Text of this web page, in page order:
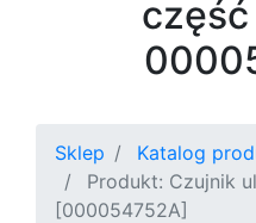
część
Sklep
Katalog
Produkt: Czujnik
[000054752A]